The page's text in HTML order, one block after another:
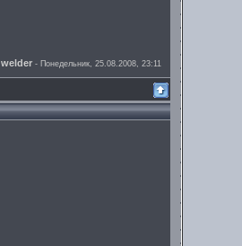
welder - Понедельник, 25.08.2008, 23:11